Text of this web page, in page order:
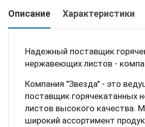
Описание Характеристики
Надежный поставщик
нержавеющих листов -
Компания "Звезда" - это
поставщик горячекатанных
листов высокого качества.
широкий ассортимент